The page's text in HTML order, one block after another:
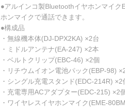
●アルインコ製Bluetoothイヤホンマイ
ホンマイクで通話できます。
●構成品
・無線機本体(DJ-DPX2KA) ×2台
・ミドルアンテナ(EA-247) ×2本
・ベルトクリップ(EBC-46) ×2個
・リチウムイオン電池パック(EBP-98)
・シングル充電スタンド(EDC-214R) ×2
・充電専用ACアダプター(EDC-215)
・ワイヤレスイヤホンマイク(EME-